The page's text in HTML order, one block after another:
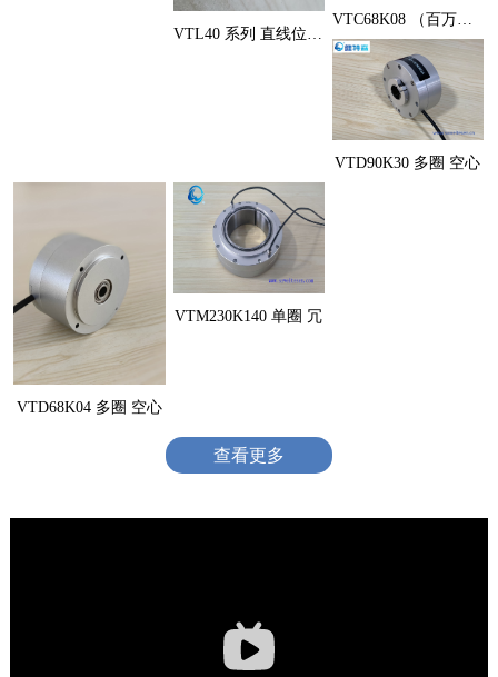
VTL40 系列 直线位移传感
VTC68K08 （百万圈级）
VTD90K30 多圈 空心
VTD68K04 多圈 空心
VTM230K140 单圈 冗
查看更多